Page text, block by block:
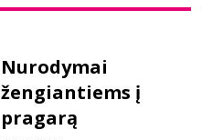
Nurodymai
žengiantiems į
pragarą